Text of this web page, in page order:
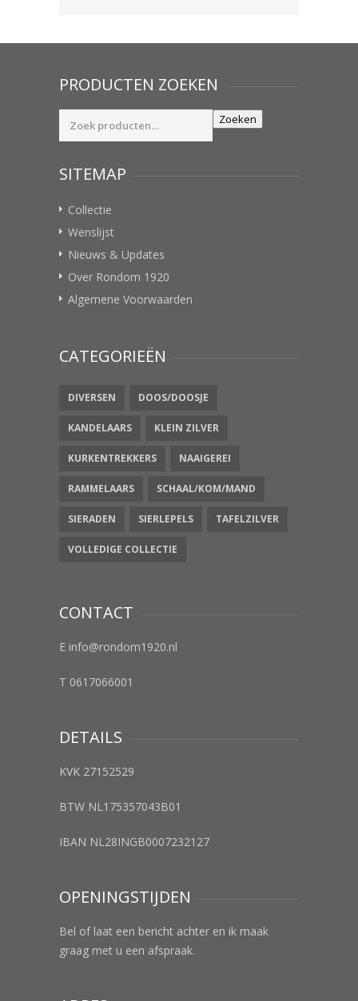
PRODUCTEN ZOEKEN
Zoeken
Zoeken
SITEMAP
Collectie
Wenslijst
Nieuws & Updates
Over Rondom 1920
Algemene Voorwaarden
CATEGORIEËN
DIVERSEN DOOS/DOOSJE
KANDELAARS KLEIN ZILVER
KURKENTREKKERS NAAIGEREI
RAMMELAARS SCHAAL/KOM/MAND
SIERADEN SIERLEPELS TAFELZILVER
VOLLEDIGE COLLECTIE
CONTACT
E info@rondom1920.nl
T 0617066001
DETAILS
KVK 27152529
BTW NL175357043B01
IBAN NL28INGB0007232127
OPENINGSTIJDEN
Bel of laat een bericht achter en ik maak
graag met u een afspraak.